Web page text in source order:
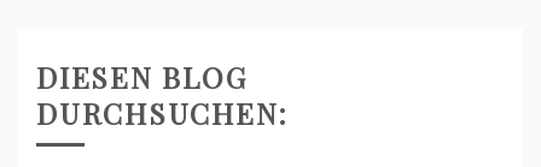
DIESEN BLOG
DURCHSUCHEN: